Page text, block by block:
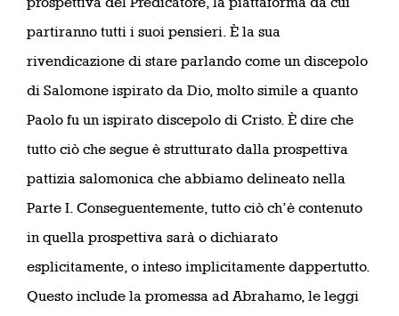
partiranno tutti i suoi pensieri. È la sua
rivendicazione di stare parlando come un discepolo
di Salomone ispirato da Dio, molto simile a quanto
Paolo fu un ispirato discepolo di Cristo. È dire che
tutto ciò che segue è strutturato dalla prospettiva
pattizia salomonica che abbiamo delineato nella
Parte I. Conseguentemente, tutto ciò ch’è contenuto
in quella prospettiva sarà o dichiarato
esplicitamente, o inteso implicitamente dappertutto.
Questo include la promessa ad Abrahamo, le leggi